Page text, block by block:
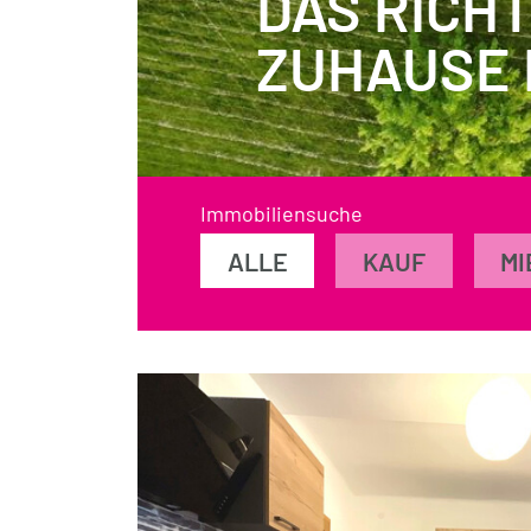
ZUHAUSE
Immobiliensuche
ALLE KAUF